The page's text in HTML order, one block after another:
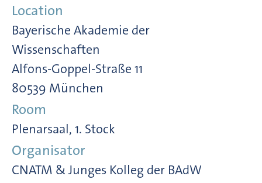
Location
Bayerische Akademie der
Wissenschaften
Alfons-Goppel-Straße 11
80539 München
Room
Plenarsaal, 1. Stock
Organisator
CNATM & Junges Kolleg der BAdW